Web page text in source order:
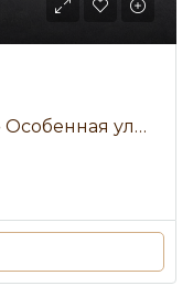
Торговое помещение 64 м² • Особенная улица • Аренда 65 000 ₽/мес